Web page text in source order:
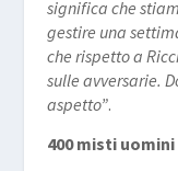
significa che
gestire una
che rispetto a
sulle avversarie.
aspetto”.
400 misti uomini